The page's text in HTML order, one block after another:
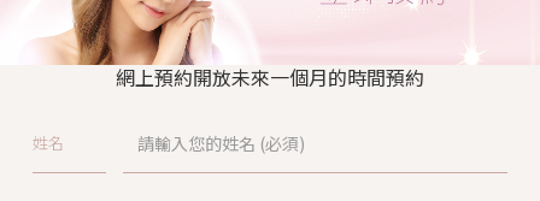
網上預約開放未來一個月的時間預約
姓名